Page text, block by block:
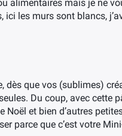
alimentaires mais je ne
les murs sont blancs,
dès que vos (sublimes)
Du coup, avec cette
et bien d’autres
parce que c’est votre